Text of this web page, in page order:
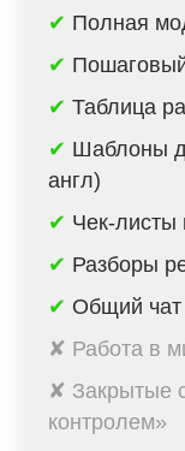
✔ Полная
✔
✔ Таблица
✔ Шаблоны
англ)
✔ Чек-листы
✔ Разборы
✔ Общий чат
✘ Работа в
✘ Закрытые
контролем»